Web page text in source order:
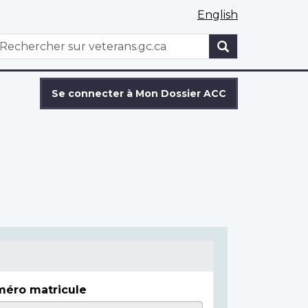
English
WxT
Se connecter à Mon Dossier ACC
matricule